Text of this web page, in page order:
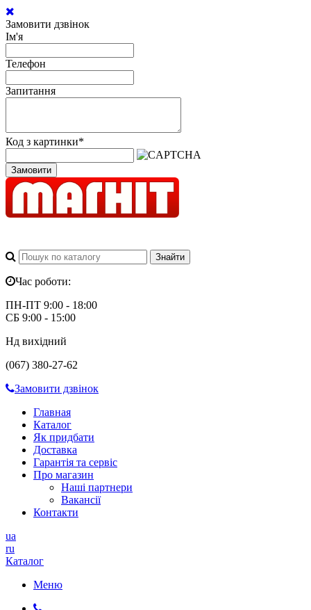
Замовити дзвінок
Ім'я
Телефон
Запитання
Код з картинки*
Замовити
Час роботи:
ПН-ПТ 9:00 - 18:00
СБ 9:00 - 15:00
Нд вихідний
(067) 380-27-62
Замовити дзвінок
Главная
Каталог
Як придбати
Доставка
Гарантія та сервіс
Про магазин
Наші партнери
Вакансії
Контакти
ua
ru
Каталог
Меню